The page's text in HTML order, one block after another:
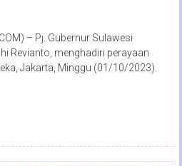
– Pj. Gubernur Sulawesi
Revianto, menghadiri perayaan
Jakarta, Minggu (01/10/2023).